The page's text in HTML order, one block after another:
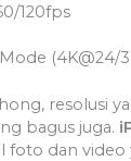
120fps
(4K@24/
resolusi
bagus juga.
foto dan video